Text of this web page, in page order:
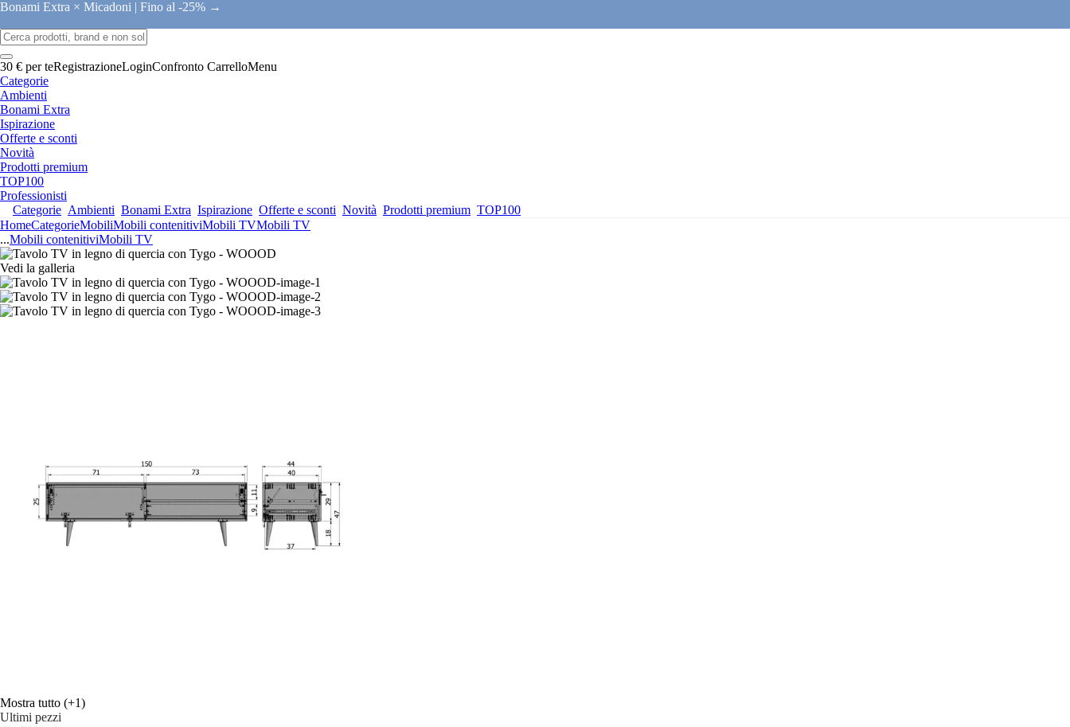
Bonami Extra × Micadoni | Fino al -25% →
30 € per teRegistrazioneLoginConfronto CarrelloMenu
Categorie
Ambienti
Bonami Extra
Ispirazione
Offerte e sconti
Novità
Prodotti premium
TOP100
Professionisti
Categorie Ambienti Bonami Extra Ispirazione Offerte e sconti Novità Prodotti premium TOP100
HomeCategorieMobiliMobili contenitiviMobili TVMobili TV
...Mobili contenitiviMobili TV
Vedi la galleria
Mostra tutto (+1)
Ultimi pezzi